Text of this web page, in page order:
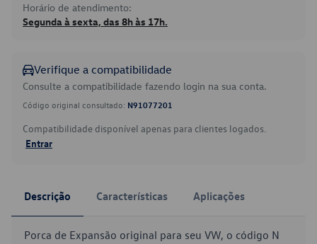
Horário de atendimento:
Segunda à sexta, das 8h às 17h.
Verifique a compatibilidade
Consulte a compatibilidade fazendo login na sua conta.
Código original consultado: N91077201
Compatibilidade disponível apenas para clientes logados.
Entrar
Descrição Características Aplicações
Porca de Expansão original para seu VW, o código N